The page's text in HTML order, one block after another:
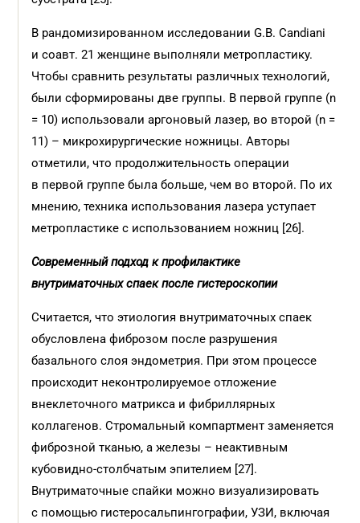
В рандомизированном исследовании G.B. Candiani
и соавт. 21 женщине выполняли метропластику.
Чтобы сравнить результаты различных технологий,
были сформированы две группы. В первой группе (n
= 10) использовали аргоновый лазер, во второй (n =
11) – микрохирургические ножницы. Авторы
отметили, что продолжительность операции
в первой группе была больше, чем во второй. По их
мнению, техника использования лазера уступает
метропластике с использованием ножниц [26].
Современный подход к профилактике
внутриматочных спаек после гистероскопии
Считается, что этиология внутриматочных спаек
обусловлена фиброзом после разрушения
базального слоя эндометрия. При этом процессе
происходит неконтролируемое отложение
внеклеточного матрикса и фибриллярных
коллагенов. Стромальный компартмент заменяется
фиброзной тканью, а железы – неактивным
кубовидно-столб­чатым эпителием [27].
Внутриматочные спайки можно визуализировать
с помощью гистеросальпинго­графии, УЗИ, включая